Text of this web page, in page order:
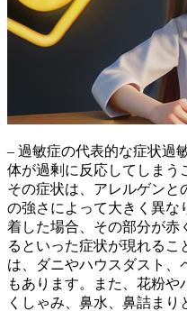
– 過敏症の代表的な症状過
体が過剰に反応してしまう
その症状は、 アレルゲンと
の強さ によって大きく異な
着した場合、その部分が赤
るといった症状が現れるこ
は、ダニやハウスダスト、
もあります。また、花粉や
くしゃみ、鼻水、鼻詰ま